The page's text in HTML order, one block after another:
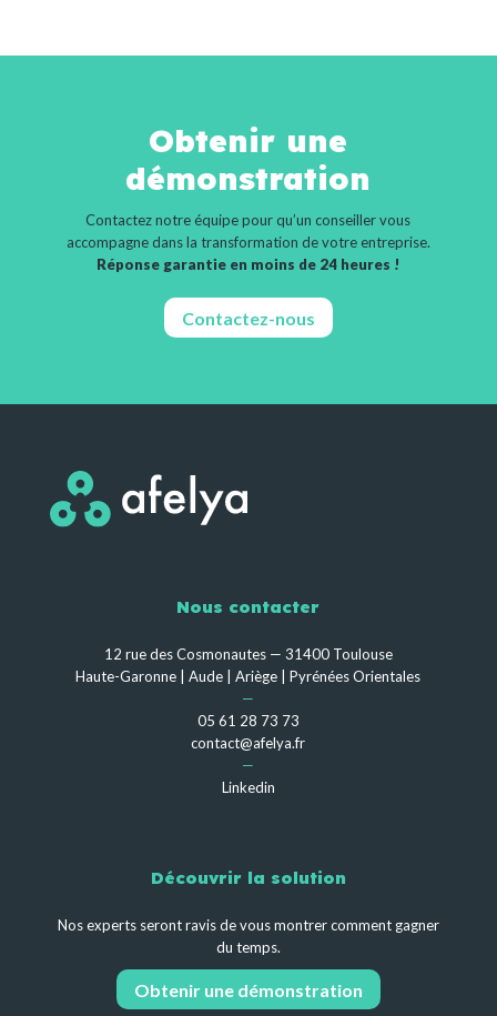
Obtenir une
démonstration
Contactez notre équipe pour qu’un conseiller vous
accompagne dans la transformation de votre entreprise.
Réponse garantie en moins de 24 heures !
Contactez-nous
Nous contacter
12 rue des Cosmonautes — 31400 Toulouse
Haute-Garonne | Aude | Ariège | Pyrénées Orientales
—
05 61 28 73 73
contact@afelya.fr
—
Linkedin
Découvrir la solution
Nos experts seront ravis de vous montrer comment gagner
du temps.
Obtenir une démonstration